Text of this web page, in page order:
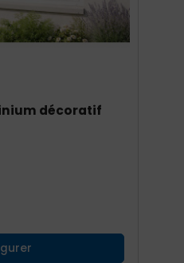
décoratif